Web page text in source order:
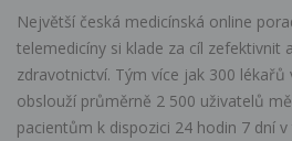
Největší česká medicínská online
telemedicíny si klade za cíl zefektivnit
zdravotnictví. Tým více jak 300
obslouží průměrně 2 500 uživatelů
pacientům k dispozici 24 hodin 7 dní